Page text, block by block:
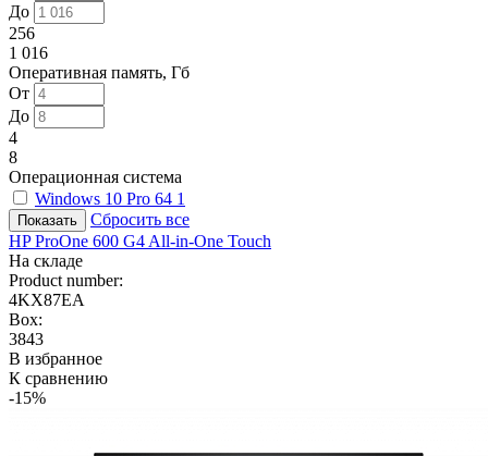
До
256
1 016
Оперативная память, Гб
От
До
4
8
Операционная система
Windows 10 Pro 64 1
Сбросить все
HP ProOne 600 G4 All-in-One Touch
На складе
Product number:
4KX87EA
Box:
3843
В избранное
К сравнению
-15%